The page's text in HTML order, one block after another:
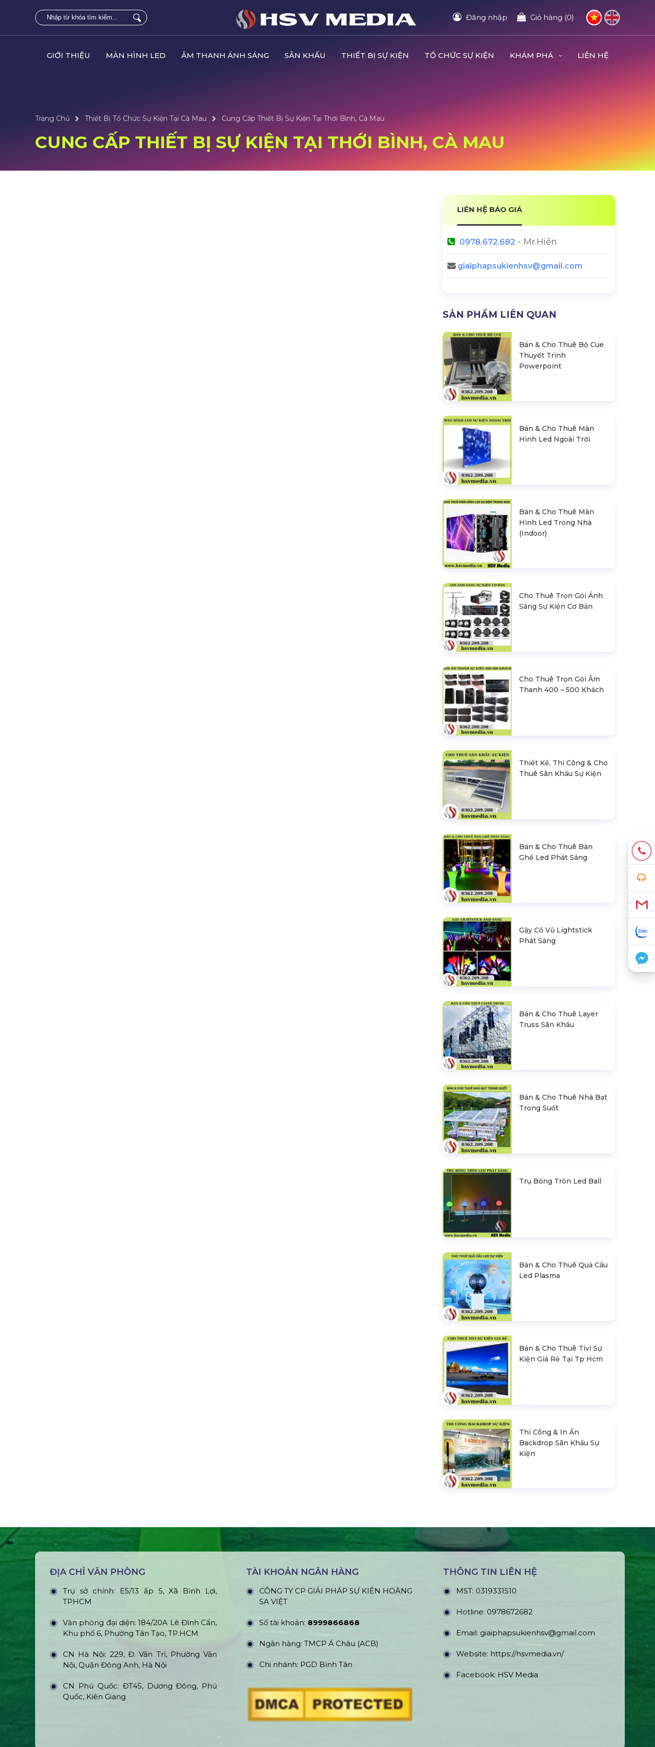
Đăng nhập Giỏ hàng (0)
GIỚI THIỆU MÀN HÌNH LED ÂM THANH ÁNH SÁNG SÂN KHẤU THIẾT BỊ SỰ KIỆN TỔ CHỨC SỰ KIỆN KHÁM PHÁ LIÊN HỆ
Trang Chủ Thiết Bị Tổ Chức Sự Kiện Tại Cà Mau Cung Cấp Thiết Bị Sự Kiện Tại Thới Bình, Cà Mau
CUNG CẤP THIẾT BỊ SỰ KIỆN TẠI THỚI BÌNH, CÀ MAU
LIÊN HỆ BÁO GIÁ
0978.672.682 - Mr.Hiền
giaiphapsukienhsv@gmail.com
SẢN PHẨM LIÊN QUAN
Bán & Cho Thuê Bộ Cue
Thuyết Trình
Powerpoint
Bán & Cho Thuê Màn
Hình Led Ngoài Trời
Bán & Cho Thuê Màn
Hình Led Trong Nhà
(Indoor)
Cho Thuê Trọn Gói Ánh
Sáng Sự Kiện Cơ Bản
Cho Thuê Trọn Gói Âm
Thanh 400 – 500 Khách
Thiết Kế, Thi Công & Cho
Thuê Sân Khấu Sự Kiện
Bán & Cho Thuê Bàn
Ghế Led Phát Sáng
Gậy Cổ Vũ Lightstick
Phát Sáng
Bán & Cho Thuê Layer
Truss Sân Khấu
Bán & Cho Thuê Nhà Bạt
Trong Suốt
Trụ Bóng Tròn Led Ball
Bán & Cho Thuê Quả Cầu
Led Plasma
Bán & Cho Thuê Tivi Sự
Kiện Giá Rẻ Tại Tp Hcm
Thi Công & In Ấn
Backdrop Sân Khấu Sự
Kiện
ĐỊA CHỈ VĂN PHÒNG
Trụ sở chính: E5/13 ấp 5, Xã Bình Lợi,
TPHCM
Văn phòng đại diện: 184/20A Lê Đình Cẩn,
Khu phố 6, Phường Tân Tạo, TP.HCM
CN Hà Nội: 229, Đ. Vân Trì, Phường Vân
Nội, Quận Đông Anh, Hà Nội
CN Phú Quốc: ĐT45, Dương Đông, Phú
Quốc, Kiên Giang
TÀI KHOẢN NGÂN HÀNG
CÔNG TY CP GIẢI PHÁP SỰ KIỆN HOÀNG
SA VIỆT
Số tài khoản: 8999866868
Ngân hàng: TMCP Á Châu (ACB)
Chi nhánh: PGD Bình Tân
THÔNG TIN LIÊN HỆ
MST: 0319331510
Hotline: 0978672682
Email: giaiphapsukienhsv@gmail.com
Website: https://hsvmedia.vn/
Facebook: HSV Media